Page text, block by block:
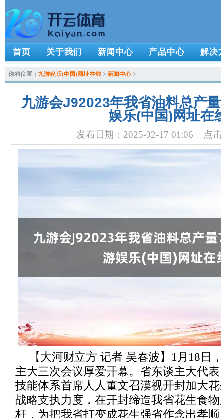
首页 关于我们 新闻中心 产品中心 解决
你的位置： 九游娱乐(中国)网址在线 > 新闻中心>
九游会J92023年我省油料总产
娱乐(中国)网址在
发布日期：2025-02-17 01:06 点
【大河财立方 记者 吴春波】1月18日
主大三次会议厚爱开幕。省东谈主大代
技能体系首席人人董文召漠视开封加大
战略支执力度，在开封缔造我省花生食
杆，为把我省打变成花生强省作念出孝